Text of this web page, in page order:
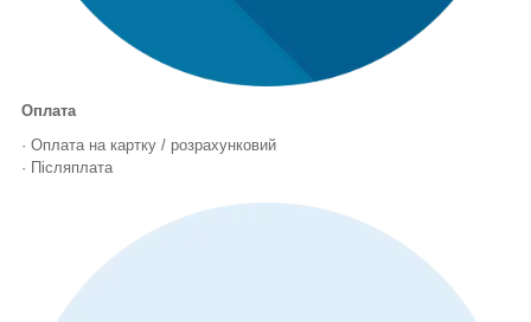
Оплата
· Оплата на картку / розрахунковий
· Післяплата